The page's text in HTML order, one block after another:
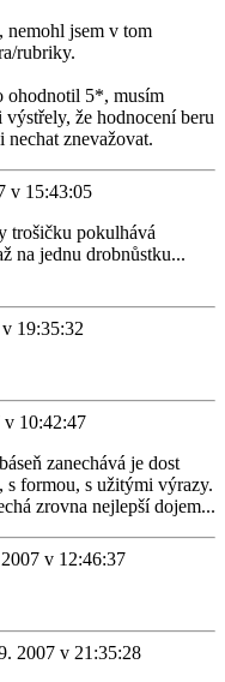
nemohl jsem v tom
rubriky.
ohodnotil 5*, musím
že hodnocení beru
znevažovat.
v 15:43:05
trošičku pokulhává
na jednu drobnůstku...
19:35:32
v 10:42:47
zanechává je dost
s formou, s užitými výrazy.
zrovna nejlepší dojem...
v 12:46:37
2007 v 21:35:28